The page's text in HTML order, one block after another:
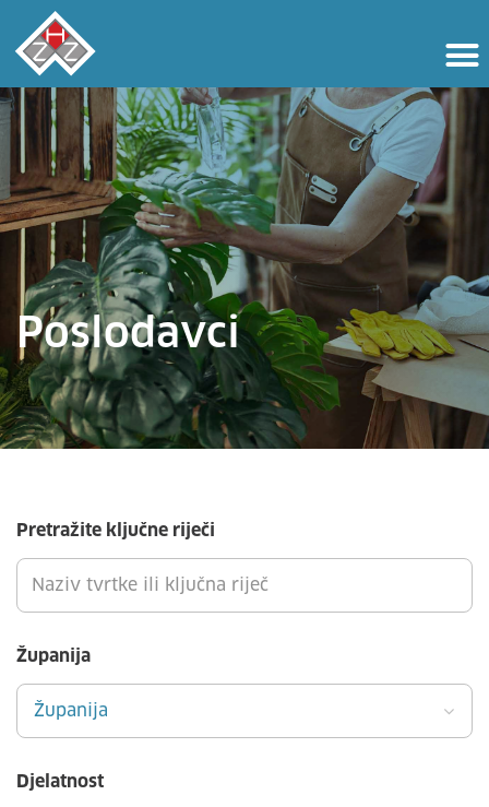
Poslodavci
Pretražite ključne riječi
Županija
Županija
Djelatnost